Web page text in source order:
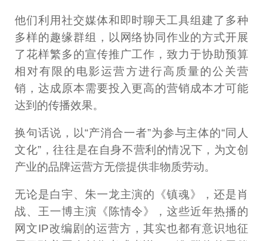
他们利用社交媒体和即时聊天工具组建了多种
多样的趣缘群组，以网络协同作业的方式开展
了花样繁多的宣传推广工作，致力于协助预算
相对有限的电影运营方进行高质量的公关营
销，达成原本需要投入更高的营销成本才可能
达到的传播效果。
换句话说，以“产消合一者”为参与主体的“同人
文化”，往往是在自身不营利的情况下，为文创
产业的品牌运营方无偿提供非物质劳动。
无论是白宇、朱一龙主演的《镇魂》，还是肖
战、王一博主演《陈情令》，这些近年热播的
网文IP改编剧的运营方，其实也都有意识地征